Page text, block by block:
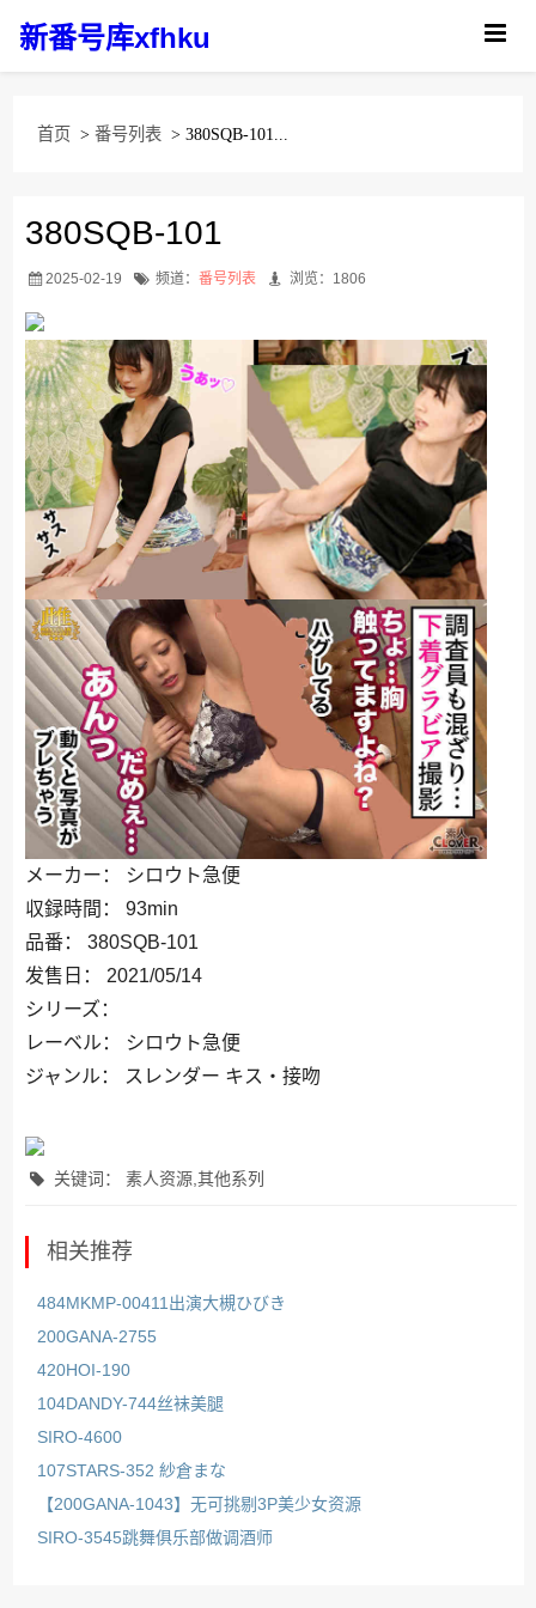
新番号库xfhku
首页 > 番号列表 > 380SQB-101...
380SQB-101
2025-02-19 频道： 番号列表 浏览：1806
メーカー： シロウト急便
収録時間： 93min
品番： 380SQB-101
发售日： 2021/05/14
シリーズ：
レーベル： シロウト急便
ジャンル： スレンダー キス・接吻
关键词： 素人资源,其他系列
相关推荐
484MKMP-00411出演大槻ひびき
200GANA-2755
420HOI-190
104DANDY-744丝袜美腿
SIRO-4600
107STARS-352 紗倉まな
【200GANA-1043】无可挑剔3P美少女资源
SIRO-3545跳舞俱乐部做调酒师